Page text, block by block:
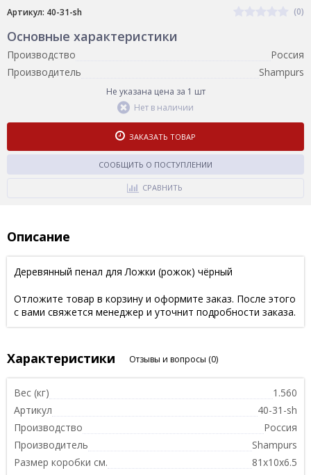
Артикул: 40-31-sh (0)
Основные характеристики
Производство
Россия
Производитель
Shampurs
Не указана цена за 1 шт
Нет в наличии
ЗАКАЗАТЬ ТОВАР
СООБЩИТЬ О ПОСТУПЛЕНИИ
СРАВНИТЬ
Описание
Деревянный пенал для Ложки (рожок) чёрный
Отложите товар в корзину и оформите заказ. После этого
с вами свяжется менеджер и уточнит подробности заказа.
Характеристики Отзывы и вопросы (0)
Вес (кг)
1.560
Артикул
40-31-sh
Производство
Россия
Производитель
Shampurs
Размер коробки см.
81х10х6.5